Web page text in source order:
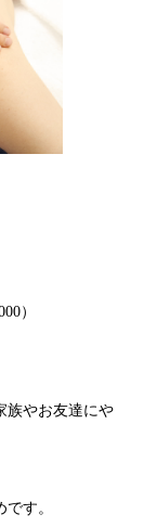
）
族やお友達にや
す。